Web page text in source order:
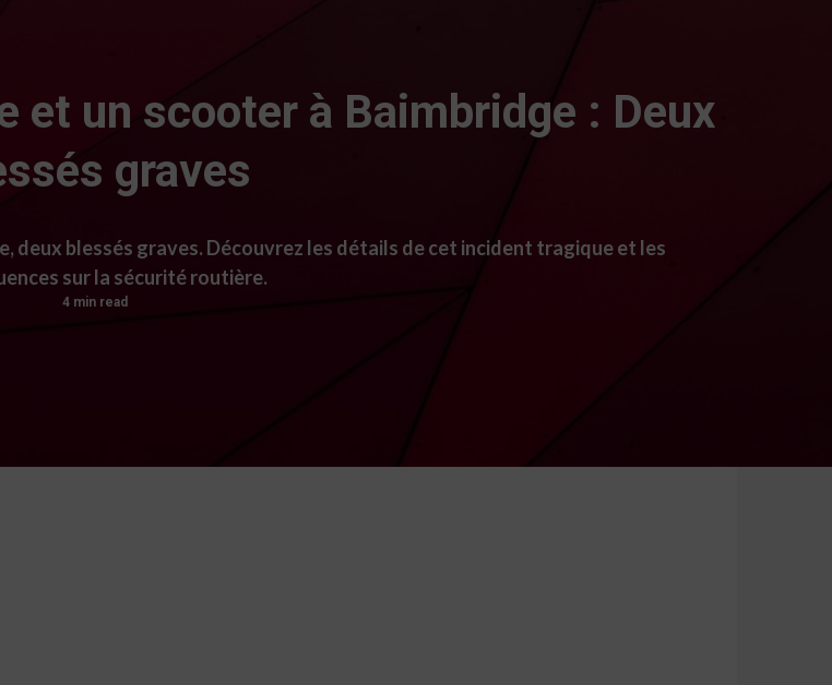
et un scooter à Baimbridge : Deux
graves
deux blessés graves. Découvrez les détails de cet incident tragique et les
sur la sécurité routière.
4 min read